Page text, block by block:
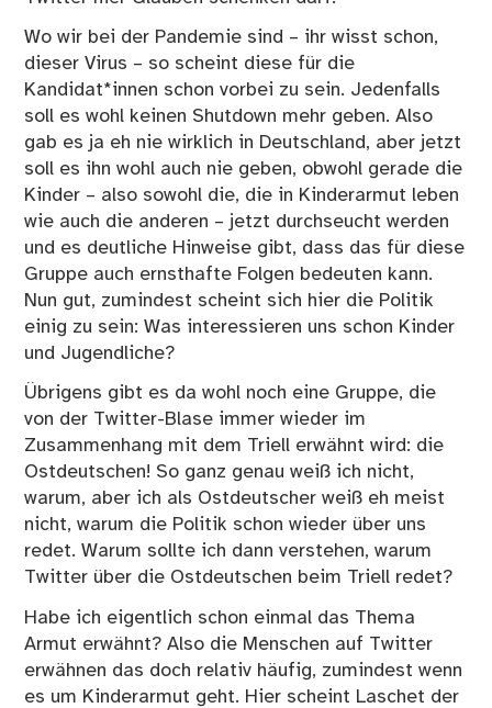
Wo wir bei der Pandemie sind – ihr wisst schon,
dieser Virus – so scheint diese für die
Kandidat*innen schon vorbei zu sein. Jedenfalls
soll es wohl keinen Shutdown mehr geben. Also
gab es ja eh nie wirklich in Deutschland, aber jetzt
soll es ihn wohl auch nie geben, obwohl gerade die
Kinder – also sowohl die, die in Kinderarmut leben
wie auch die anderen – jetzt durchseucht werden
und es deutliche Hinweise gibt, dass das für diese
Gruppe auch ernsthafte Folgen bedeuten kann.
Nun gut, zumindest scheint sich hier die Politik
einig zu sein: Was interessieren uns schon Kinder
und Jugendliche?
Übrigens gibt es da wohl noch eine Gruppe, die
von der Twitter-Blase immer wieder im
Zusammenhang mit dem Triell erwähnt wird: die
Ostdeutschen! So ganz genau weiß ich nicht,
warum, aber ich als Ostdeutscher weiß eh meist
nicht, warum die Politik schon wieder über uns
redet. Warum sollte ich dann verstehen, warum
Twitter über die Ostdeutschen beim Triell redet?
Habe ich eigentlich schon einmal das Thema
Armut erwähnt? Also die Menschen auf Twitter
erwähnen das doch relativ häufig, zumindest wenn
es um Kinderarmut geht. Hier scheint Laschet der